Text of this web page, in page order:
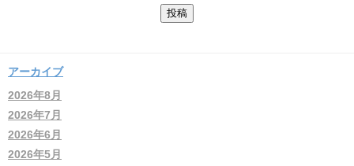
アーカイブ
2026年8月
2026年7月
2026年6月
2026年5月